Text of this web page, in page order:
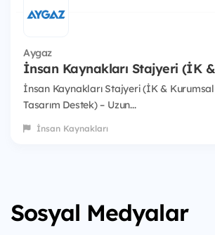
Aygaz
İnsan Kaynakları Stajyeri (İK
İnsan Kaynakları Stajyeri (İK &
Tasarım Destek) – Uzun...
İnsan Kaynakları
Sosyal Medyalar